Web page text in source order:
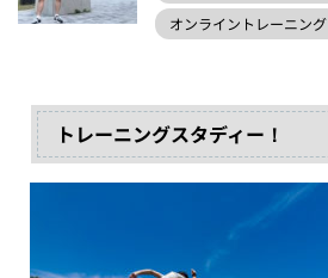
オンライントレーニング
トレーニングスタディー！